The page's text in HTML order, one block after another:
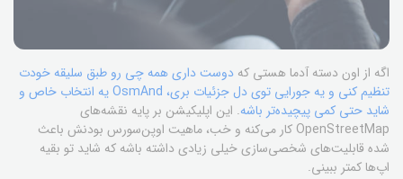
اگه از اون دسته آدما هستی که دوست داری همه چی رو طبق سلیقه خودت
تنظیم کنی و یه جورایی توی دل جزئیات بری، OsmAnd یه انتخاب خاص و
شاید حتی کمی پیچیده‌تر باشه. این اپلیکیشن بر پایه نقشه‌های
OpenStreetMap کار می‌کنه و خب، ماهیت اوپن‌سورس بودنش باعث
شده قابلیت‌های شخصی‌سازی خیلی زیادی داشته باشه که شاید تو بقیه
اپ‌ها کمتر ببینی.